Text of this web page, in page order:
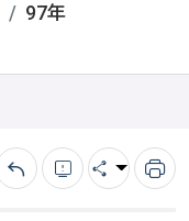
97年
回上一頁錯誤回報
分享 列